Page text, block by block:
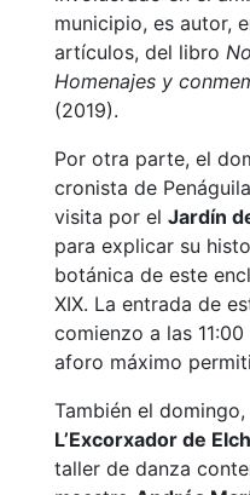
municipio, es autor,
artículos, del libro
Homenajes y
(2019).
Por otra parte, el
cronista de
visita por el Jardín
para explicar su
botánica de este
XIX. La entrada de
comienzo a las
aforo máximo
También el domingo,
L’Excorxador de
taller de danza